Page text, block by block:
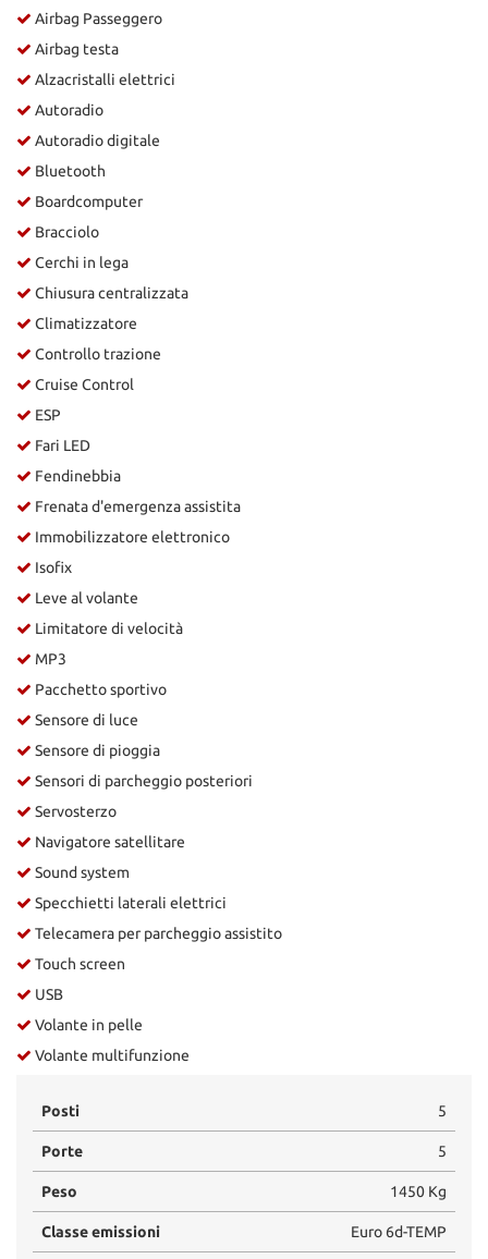
Airbag Passeggero
Airbag testa
Alzacristalli elettrici
Autoradio
Autoradio digitale
Bluetooth
Boardcomputer
Bracciolo
Cerchi in lega
Chiusura centralizzata
Climatizzatore
Controllo trazione
Cruise Control
ESP
Fari LED
Fendinebbia
Frenata d'emergenza assistita
Immobilizzatore elettronico
Isofix
Leve al volante
Limitatore di velocità
MP3
Pacchetto sportivo
Sensore di luce
Sensore di pioggia
Sensori di parcheggio posteriori
Servosterzo
Navigatore satellitare
Sound system
Specchietti laterali elettrici
Telecamera per parcheggio assistito
Touch screen
USB
Volante in pelle
Volante multifunzione
Posti 5
Porte 5
Peso 1450 Kg
Classe emissioni Euro 6d-TEMP